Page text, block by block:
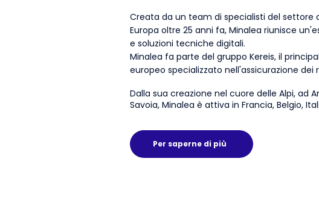
Creata da un team di specialisti del settore
Europa oltre 25 anni fa, Minalea riunisce
e soluzioni tecniche digitali.
Minalea fa parte del gruppo Kereis, il
europeo specializzato nell'assicurazione dei
Dalla sua creazione nel cuore delle Alpi, ad
Savoia, Minalea è attiva in Francia, Belgio,
Per saperne di più